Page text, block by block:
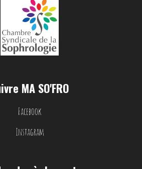
MA SO'FRO
Facebook
Instagram